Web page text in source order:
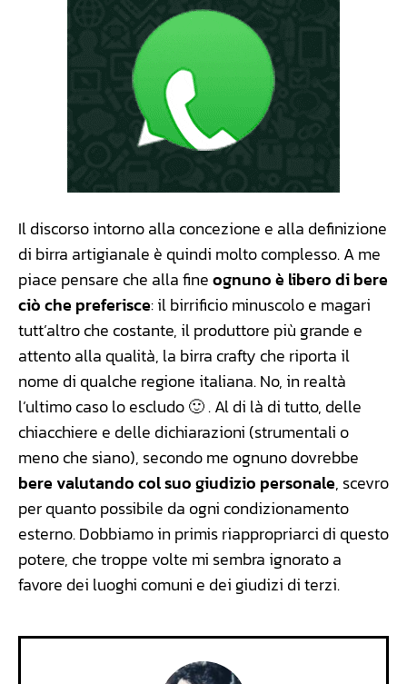
Il discorso intorno alla concezione e alla definizione
di birra artigianale è quindi molto complesso. A me
piace pensare che alla fineognuno è libero di bere
ciò che preferisce: il birrificio minuscolo e magari
tutt’altro che costante, il produttore più grande e
attento alla qualità, la birra crafty che riporta il
nome di qualche regione italiana. No, in realtà
l’ultimo caso lo escludo 🙂 . Al di là di tutto, delle
chiacchiere e delle dichiarazioni (strumentali o
meno che siano), secondo me ognuno dovrebbe
bere valutando col suo giudizio personale, scevro
per quanto possibile da ogni condizionamento
esterno. Dobbiamo in primis riappropriarci di questo
potere, che troppe volte mi sembra ignorato a
favore dei luoghi comuni e dei giudizi di terzi.